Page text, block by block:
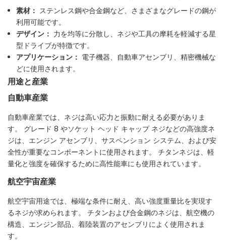
素材： ステンレス鋼や合金鋼など、さまざまなグレードの鋼が
利用可能です。
デザイン： 力を均等に分散し、ネジや工具の摩耗を軽減する星
型ドライブが特徴です。
アプリケーション： 電子機器、自動車アセンブリ、精密機械な
どに使用されます。
用途と産業
自動車産業
自動車産業では、ネジは高い応力と振動に耐える必要がありま
す。 グレード 8 やソケット ヘッド キャップ ネジなどの高強度ネ
ジは、エンジン アセンブリ、サスペンション システム、および安
全性が重要なコンポーネントに使用されます。 チタンネジは、軽
量化と強度を確保するために高性能車にも使用されています。
航空宇宙産業
航空宇宙用途では、極端な条件に耐え、高い強度重量比を実現す
るネジが求められます。 チタンおよび合金鋼のネジは、航空機の
構造、エンジン部品、着陸装置のアセンブリによく使用されま
す。